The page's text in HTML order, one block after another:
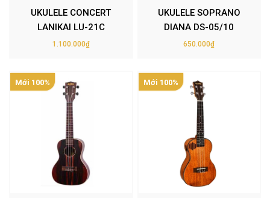
UKULELE CONCERT
LANIKAI LU-21C
1.100.000₫
UKULELE SOPRANO
DIANA DS-05/10
650.000₫
Mới 100% Mới 100%